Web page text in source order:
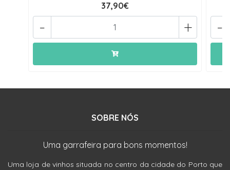
37,90€
+
- -
SOBRE NÓS
Uma garrafeira para bons momentos!
Uma loja de vinhos situada no centro da cidade do Porto que